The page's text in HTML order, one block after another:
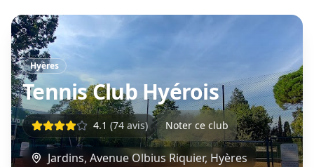
Hyères
Tennis Club Hyérois
4.1 (74 avis) Noter ce club
Jardins, Avenue Olbius Riquier, Hyères